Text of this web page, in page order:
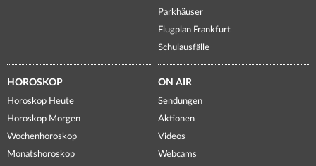
Parkhäuser
Flugplan Frankfurt
Schulausfälle
HOROSKOP
Horoskop Heute
Horoskop Morgen
Wochenhoroskop
Monatshoroskop
ON AIR
Sendungen
Aktionen
Videos
Webcams